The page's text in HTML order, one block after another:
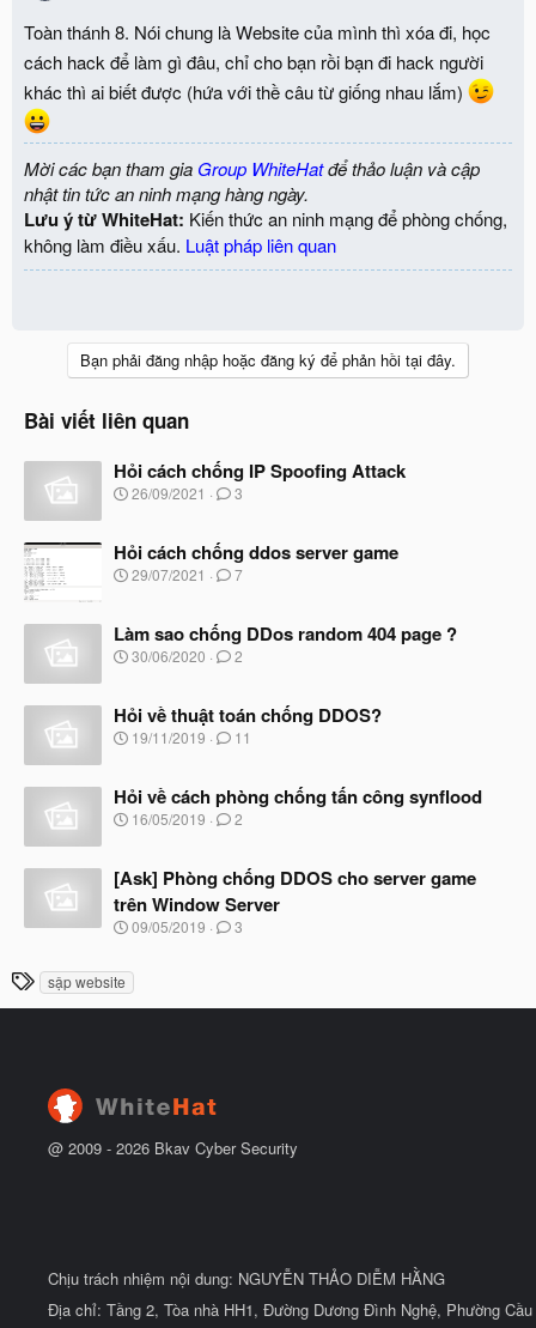
Toàn thánh 8. Nói chung là Website của mình thì xóa đi, học
cách hack để làm gì đâu, chỉ cho bạn rồi bạn đi hack người
khác thì ai biết được (hứa với thề câu từ giống nhau lắm)
Mời các bạn tham gia Group WhiteHatđể thảo luận và cập
nhật tin tức an ninh mạng hàng ngày.
Lưu ý từ WhiteHat: Kiến thức an ninh mạng để phòng chống,
không làm điều xấu. Luật pháp liên quan
Bạn phải đăng nhập hoặc đăng ký để phản hồi tại đây.
Bài viết liên quan
Hỏi cách chống IP Spoofing Attack
N
y
b
ắ
ầ
u
26/09/2021 3
Hỏi cách chống ddos server game
N
y
b
ắ
đ
ầ
u
29/07/2021 7
Làm sao chống DDos random 404 page ?
N
y
b
ắ
đ
ầ
u
30/06/2020 2
Hỏi về thuật toán chống DDOS?
N
y
b
ắ
ầ
u
19/11/2019 11
Hỏi về cách phòng chống tấn công synflood
N
y
b
ắ
t
ầ
u
16/05/2019 2
[Ask] Phòng chống DDOS cho server game
trên Window Server
N
u
09/05/2019 3
T
h
sập website
@ 2009 - 2026 Bkav Cyber Security
Chịu trách nhiệm nội dung: NGUYỄN THẢO DIỄM HẰNG
Địa chỉ: Tầng 2, Tòa nhà HH1, Đường Dương Đình Nghệ, Phường